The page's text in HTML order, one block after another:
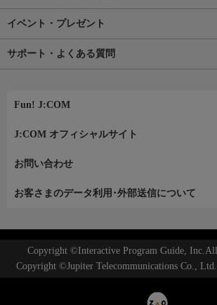
イベント・プレゼント
サポート・よくある質問
Fun! J:COM
J:COM オフィシャルサイト
お問い合わせ
お客さまのデータ利用･外部送信について
Copyright ©Interactive Program Guide, Inc.All
Copyright ©Jupiter Telecommunications Co.,